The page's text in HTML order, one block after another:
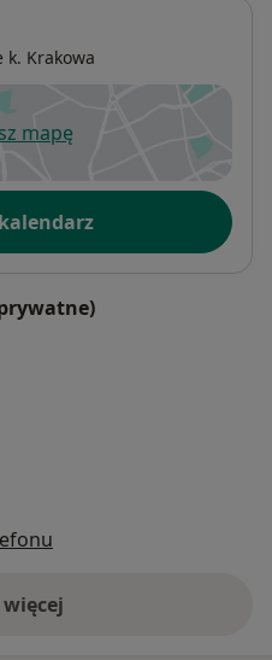
k. Krakowa
mapę
otwiera się w nowej karcie
o adresie